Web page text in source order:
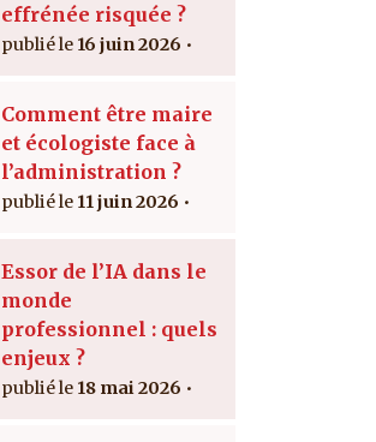
effrénée risquée ?
16 juin 2026
Comment être maire
et écologiste face à
l’administration ?
11 juin 2026
Essor de l’IA dans le
monde
professionnel : quels
enjeux ?
18 mai 2026